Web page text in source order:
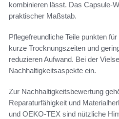
kombinieren lässt. Das Capsule-
praktischer Maßstab.
Pflegefreundliche Teile punkten
kurze Trocknungszeiten und
reduzieren Aufwand. Bei der
Nachhaltigkeitsaspekte ein.
Zur Nachhaltigkeitsbewertung
Reparaturfähigkeit und
und OEKO-TEX sind nützliche